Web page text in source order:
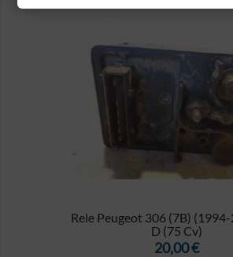
Rele Peugeot 306 (7B)
D (75 Cv)
Precio
20,00 €